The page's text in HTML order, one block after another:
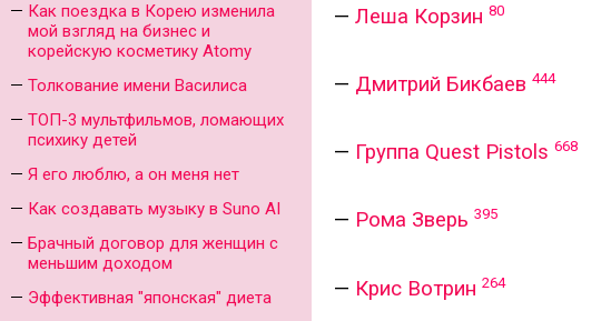
Как поездка в Корею изменила
мой взгляд на бизнес и
корейскую косметику Atomy
Толкование имени Василиса
ТОП-3 мультфильмов, ломающих
психику детей
Я его люблю, а он меня нет
Как создавать музыку в Suno AI
Брачный договор для женщин с
меньшим доходом
Эффективная "японская" диета
— Леша Корзин 80
— Дмитрий Бикбаев 444
— Группа Quest Pistols 668
— Рома Зверь 395
— Крис Вотрин 264